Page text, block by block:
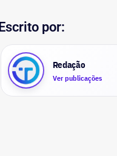
Escrito por:
Redação
Ver publicações